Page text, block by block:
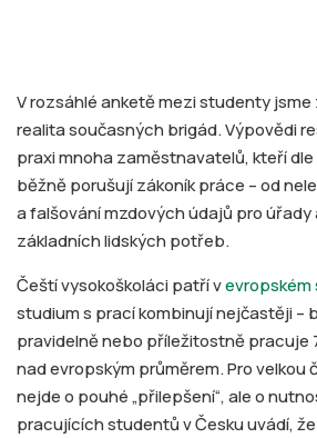
V rozsáhlé anketě mezi studenty jsme
realita současných brigád. Výpovědi
praxi mnoha zaměstnavatelů, kteří
běžně porušují zákoník práce – od
a falšování mzdových údajů pro úřady
základních lidských potřeb.
Čeští vysokoškoláci patří vevropském
studium s prací kombinují nejčastěji –
pravidelně nebo příležitostně pracuje
nad evropským průměrem. Pro velkou
nejde o pouhé „přilepšení“, ale o
pracujících studentů v Česku uvádí,